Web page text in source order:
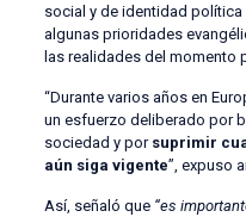
social y de identidad
algunas prioridades
las realidades del momento
“Durante varios años en
un esfuerzo deliberado por
sociedad y por suprimir
aún siga vigente”, expuso
Así, señaló que “es